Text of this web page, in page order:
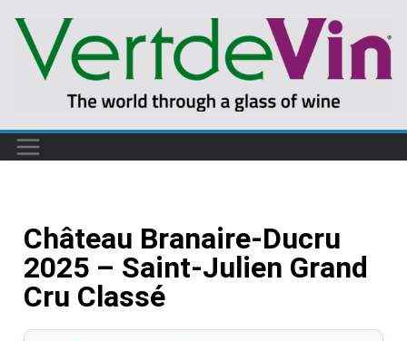
Château Branaire-Ducru
2025 – Saint-Julien Grand
Cru Classé